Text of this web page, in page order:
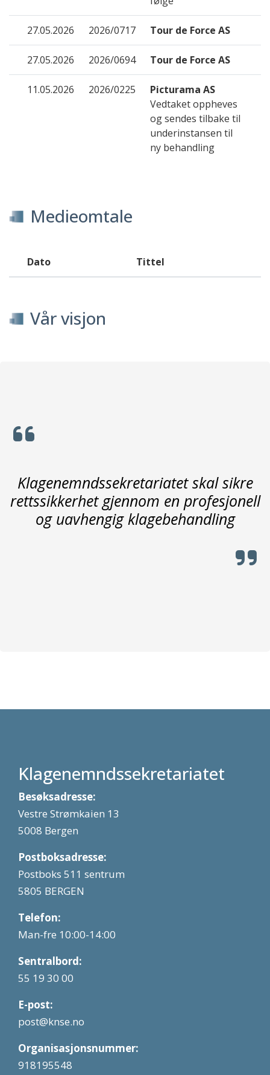
27.05.2026 2026/0717 Tour de Force AS
27.05.2026 2026/0694 Tour de Force AS
11.05.2026 2026/0225
Picturama AS
Vedtaket oppheves
og sendes tilbake til
underinstansen til
ny behandling
Medieomtale
Dato Tittel
Vår visjon
Klagenemndssekretariatet skal sikre
rettssikkerhet gjennom en profesjonell
og uavhengig klagebehandling
Klagenemndssekretariatet
Besøksadresse:
Vestre Strømkaien 13
5008 Bergen
Postboksadresse:
Postboks 511 sentrum
5805 BERGEN
Telefon:
Man-fre 10:00-14:00
Sentralbord:
55 19 30 00
E-post:
post@knse.no
Organisasjonsnummer:
918195548